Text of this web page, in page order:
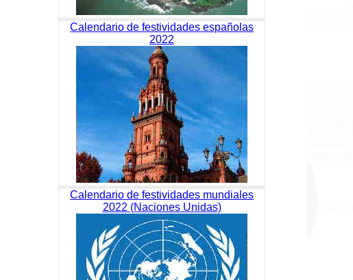
Calendario de festividades españolas
2022
Calendario de festividades mundiales
2022 (Naciones Unidas)